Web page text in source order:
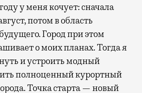
потом в область
Город при этом
о моих планах. Тогда я
и устроить модный
полноценный курортный
Точка старта — новый